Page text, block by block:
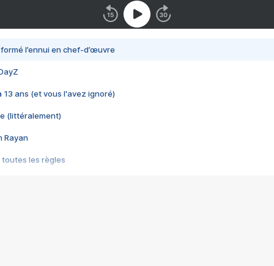
l’ennui en chef-d’œuvre
13 ans (et vous l'avez ignoré)
(littéralement)
Rayan
toutes les règles